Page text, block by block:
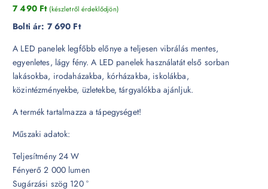
7 490 Ft (készletről érdeklődjön)
Bolti ár: 7 690 Ft
A LED panelek legfőbb előnye a teljesen vibrálás mentes,
egyenletes, lágy fény. A LED panelek használatát első sorban
lakásokba, irodaházakba, kórházakba, iskolákba,
közintézményekbe, üzletekbe, tárgyalókba ajánljuk.
A termék tartalmazza a tápegységet!
Műszaki adatok:
Teljesítmény 24 W
Fényerő 2 000 lumen
Sugárzási szög 120 °